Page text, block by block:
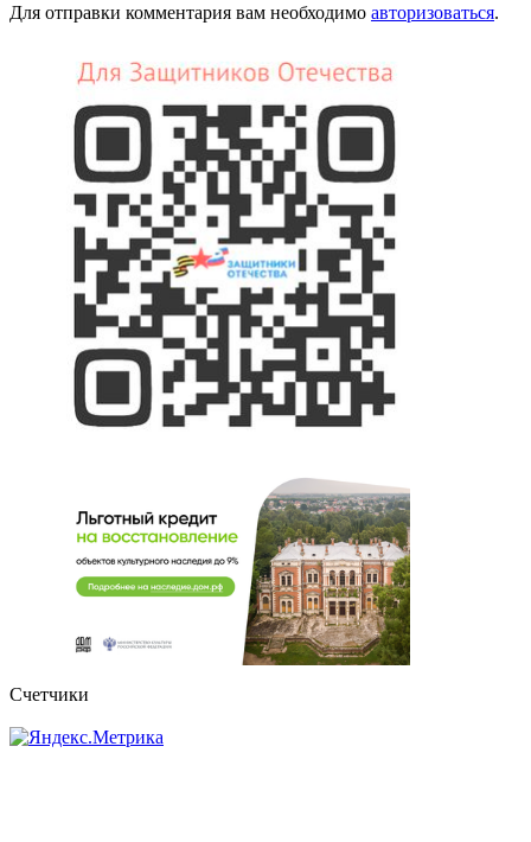
Для отправки комментария вам необходимо авторизоваться.
Счетчики